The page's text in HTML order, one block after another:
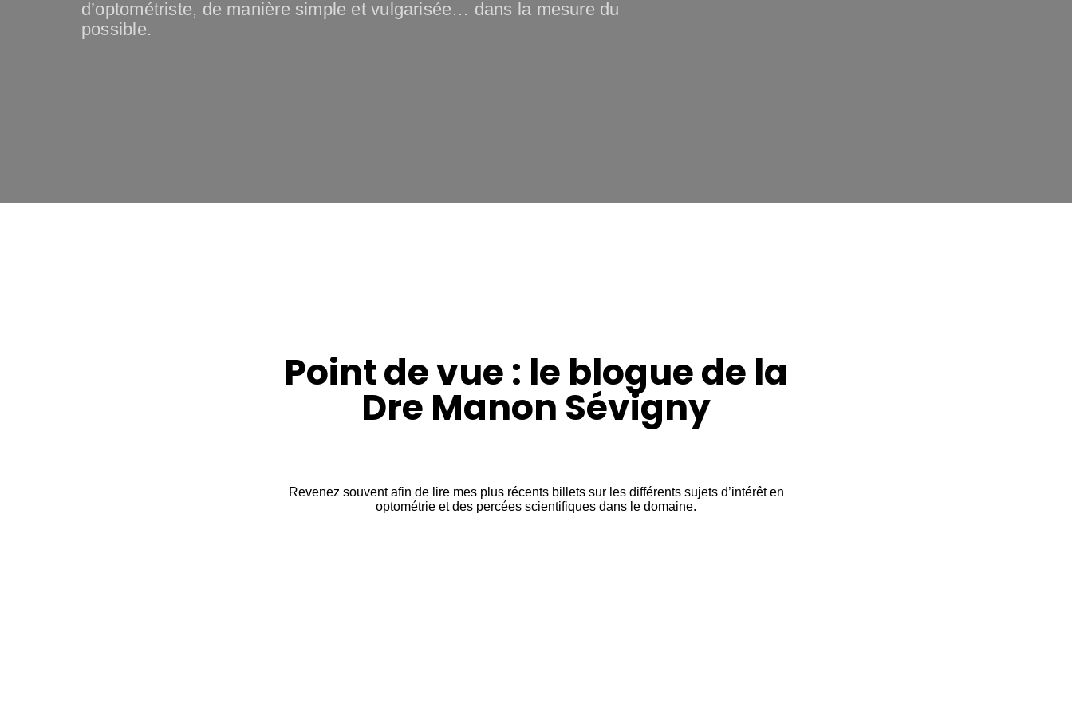
d’optométriste, de manière simple et vulgarisée… dans la mesure du
possible.
Point de vue : le blogue de la
Dre Manon Sévigny
Revenez souvent afin de lire mes plus récents billets sur les différents sujets d’intérêt en
optométrie et des percées scientifiques dans le domaine.